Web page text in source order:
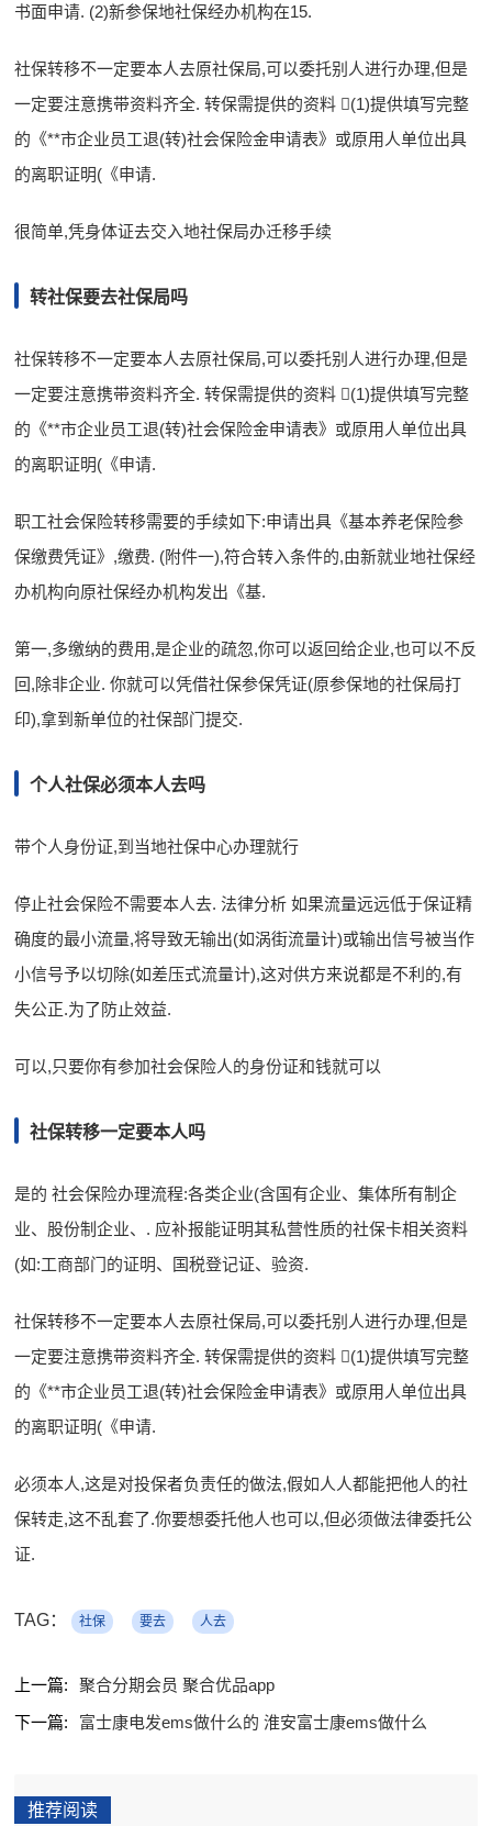
书面申请. (2)新参保地社保经办机构在15.
社保转移不一定要本人去原社保局,可以委托别人进行办理,但是
一定要注意携带资料齐全. 转保需提供的资料 (1)提供填写完整
的《**市企业员工退(转)社会保险金申请表》或原用人单位出具
的离职证明(《申请.
很简单,凭身体证去交入地社保局办迁移手续
转社保要去社保局吗
社保转移不一定要本人去原社保局,可以委托别人进行办理,但是
一定要注意携带资料齐全. 转保需提供的资料 (1)提供填写完整
的《**市企业员工退(转)社会保险金申请表》或原用人单位出具
的离职证明(《申请.
职工社会保险转移需要的手续如下:申请出具《基本养老保险参
保缴费凭证》,缴费. (附件一),符合转入条件的,由新就业地社保经
办机构向原社保经办机构发出《基.
第一,多缴纳的费用,是企业的疏忽,你可以返回给企业,也可以不反
回,除非企业. 你就可以凭借社保参保凭证(原参保地的社保局打
印),拿到新单位的社保部门提交.
个人社保必须本人去吗
带个人身份证,到当地社保中心办理就行
停止社会保险不需要本人去. 法律分析 如果流量远远低于保证精
确度的最小流量,将导致无输出(如涡街流量计)或输出信号被当作
小信号予以切除(如差压式流量计),这对供方来说都是不利的,有
失公正.为了防止效益.
可以,只要你有参加社会保险人的身份证和钱就可以
社保转移一定要本人吗
是的 社会保险办理流程:各类企业(含国有企业、集体所有制企
业、股份制企业、. 应补报能证明其私营性质的社保卡相关资料
(如:工商部门的证明、国税登记证、验资.
社保转移不一定要本人去原社保局,可以委托别人进行办理,但是
一定要注意携带资料齐全. 转保需提供的资料 (1)提供填写完整
的《**市企业员工退(转)社会保险金申请表》或原用人单位出具
的离职证明(《申请.
必须本人,这是对投保者负责任的做法,假如人人都能把他人的社
保转走,这不乱套了.你要想委托他人也可以,但必须做法律委托公
证.
TAG： 社保 要去 人去
上一篇:
聚合分期会员 聚合优品app
下一篇:
富士康电发ems做什么的 淮安富士康ems做什么
推荐阅读